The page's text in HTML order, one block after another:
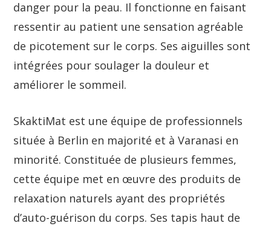
danger pour la peau. Il fonctionne en faisant
ressentir au patient une sensation agréable
de picotement sur le corps. Ses aiguilles sont
intégrées pour soulager la douleur et
améliorer le sommeil.
SkaktiMat est une équipe de professionnels
située à Berlin en majorité et à Varanasi en
minorité. Constituée de plusieurs femmes,
cette équipe met en œuvre des produits de
relaxation naturels ayant des propriétés
d’auto-guérison du corps. Ses tapis haut de